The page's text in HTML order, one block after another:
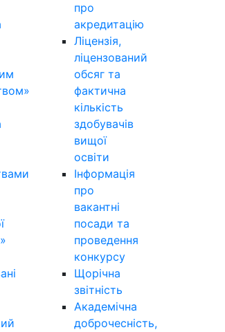
про
акредитацію
Ліцензія,
ліцензований
обсяг та
фактична
кількість
здобувачів
вищої
освіти
Інформація
про
вакантні
посади та
проведення
конкурсу
Щорічна
звітність
Академічна
доброчесність,